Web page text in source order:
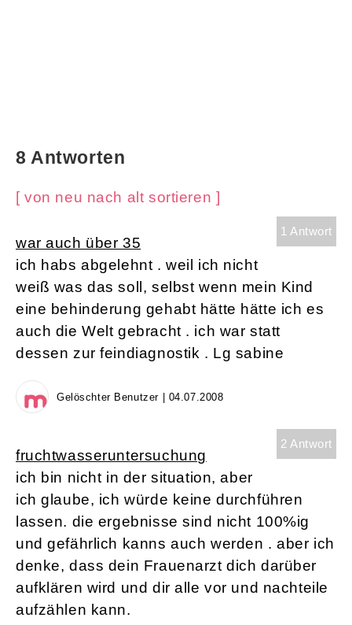
8 Antworten
[ von neu nach alt sortieren ]
1 Antwort
war auch über 35
ich habs abgelehnt . weil ich nicht
weiß was das soll, selbst wenn mein Kind
eine behinderung gehabt hätte hätte ich es
auch die Welt gebracht . ich war statt
dessen zur feindiagnostik . Lg sabine
Gelöschter Benutzer | 04.07.2008
2 Antwort
fruchtwasseruntersuchung
ich bin nicht in der situation, aber
ich glaube, ich würde keine durchführen
lassen. die ergebnisse sind nicht 100%ig
und gefährlich kanns auch werden . aber ich
denke, dass dein Frauenarzt dich darüber
aufklären wird und dir alle vor und nachteile
aufzählen kann.